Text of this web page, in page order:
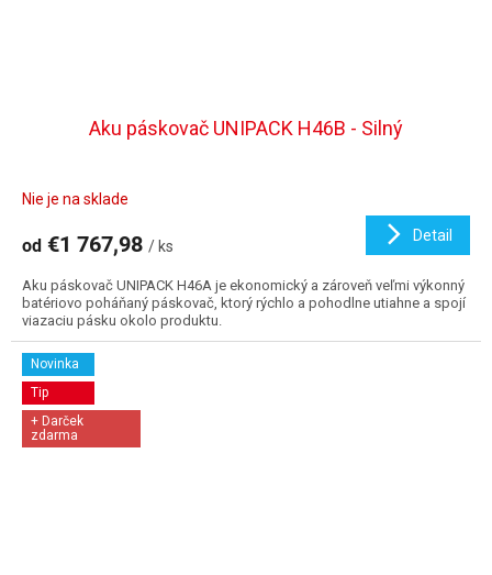
Aku páskovač UNIPACK H46B - Silný
Nie je na sklade
od €1 767,98 / ks
Detail
Aku páskovač UNIPACK H46A je ekonomický a zároveň veľmi výkonný
batériovo poháňaný páskovač, ktorý rýchlo a pohodlne utiahne a spojí
viazaciu pásku okolo produktu.
Novinka
Tip
+ Darček
zdarma